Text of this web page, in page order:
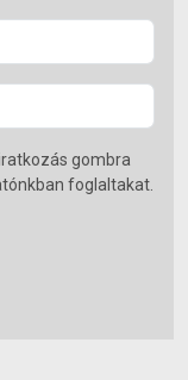
gombra
foglaltakat.